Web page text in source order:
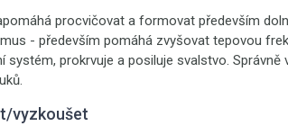
procvičovat a formovat především
- především pomáhá zvyšovat tepovou
systém, prokrvuje a posiluje svalstvo.
vyzkoušet